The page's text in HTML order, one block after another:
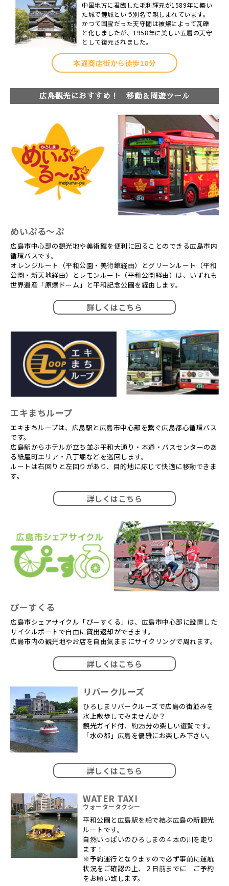
中国地方に君臨した毛利輝元が1589年に築い
た城で鯉城という別名で親しまれています。
かつて国宝だった天守閣は被爆によって瓦礫
と化しましたが、1958年に美しい五層の天守
として復元されました。
本通商店街から徒歩10分
広島観光におすすめ！ 移動＆周遊ツール
めいぷる〜ぷ
広島市中心部の観光地や美術館を便利に回ることのできる広島市内
循環バスです。
オレンジルート（平和公園・美術館経由）とグリーンルート（平和
公園・新天地経由）とレモンルート（平和公園経由）は、いずれも
世界遺産「原爆ドーム」と平和記念公園を経由します。
詳しくはこちら
エキまちループ
エキまちループは、広島駅と広島市中心部を繋ぐ広島都心循環バス
です。
広島駅からホテルが立ち並ぶ平和大通り・本通・バスセンターのあ
る紙屋町エリア・八丁堀などを巡回します。
ルートは右回りと左回りがあり、目的地に応じて快適に移動できま
す。
詳しくはこちら
ぴーすくる
広島市シェアサイクル「ぴーすくる」は、広島市中心部に設置した
サイクルポートで自由に貸出返却ができます。
広島市内の観光地やお店を自由気ままにサイクリングで周れます。
詳しくはこちら
リバークルーズ
ひろしまリバークルーズで広島の街並みを
水上散歩してみませんか？
観光ガイド付、約25分の楽しい遊覧です。
「水の都」広島を優雅にお楽しみ下さい。
詳しくはこちら
WATER TAXI
ウォータータクシー
平和公園と広島駅を船で結ぶ広島の新観光
ルートです。
自然いっぱいのひろしまの４本の川を走り
ます！
※予約運行となりますので必ず事前に運航
状況をご確認の上、２日前までに ご予約
をお願い致します。